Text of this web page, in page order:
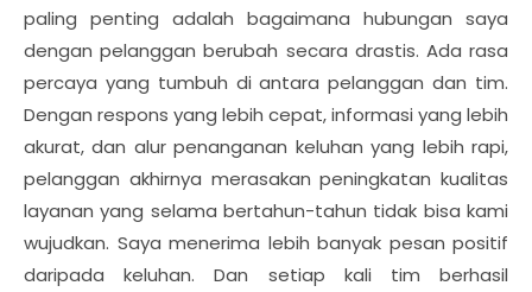
paling penting adalah bagaimana hubungan saya
dengan pelanggan berubah secara drastis. Ada rasa
percaya yang tumbuh di antara pelanggan dan tim.
Dengan respons yang lebih cepat, informasi yang lebih
akurat, dan alur penanganan keluhan yang lebih rapi,
pelanggan akhirnya merasakan peningkatan kualitas
layanan yang selama bertahun-tahun tidak bisa kami
wujudkan. Saya menerima lebih banyak pesan positif
daripada keluhan. Dan setiap kali tim berhasil